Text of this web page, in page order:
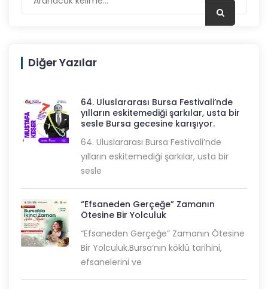
Diğer Yazılar
64. Uluslararası Bursa Festivali’nde
yılların eskitemediği şarkılar, usta bir
sesle Bursa gecesine karışıyor.
64. Uluslararası Bursa Festivali’nde
yılların eskitemediği şarkılar, usta bir
sesle
“Efsaneden Gerçeğe” Zamanın
Ötesine Bir Yolculuk
“Efsaneden Gerçeğe” Zamanın Ötesine
Bir Yolculuk.Bursa’nın köklü tarihini,
efsanelerini ve